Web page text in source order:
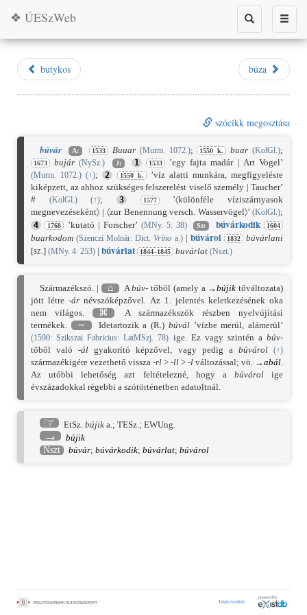
Toggle
Toggle
search
❖ ÚESzWeb
butykos búza
szócikk megosztása
búvár A: 1533 Buuar (Murm. 1072.); 1550 k. buar (KolGl.);
1673 bujár (NySz.) J: 1 1533 ’egy fajta madár | Art Vogel’
(Murm. 1072.) (↑); 2 1550 k. ’víz alatti munkára, megfigyelésre
kiképzett, az ahhoz szükséges felszerelést viselő személy | Taucher’
# (KolGl.) (↑); 3 1577 ’〈különféle víziszárnyasok
megnevezéseként〉 | 〈zur Benennung versch. Wasservögel〉’ (KolGl.);
4 1768 ’kutató | Forscher’ (MNy. 5: 38) Sz: búvárkodik 1604
buarkodom (Szenczi Molnár: Dict. Vríno a.)| búvárol 1832
búvárlani
[sz.] (MNy. 4: 253) | búvárlat 1844–1845 buvárlat (Nszt.)
Származékszó. | ⌂ Abúv- tőből (amely a →bújik tőváltozata)
jött létre-ár névszóképzővel. Az 1. jelentés keletkezésének oka
nem világos.
⌘
A származékszók részben nyelvújítási
termékek.
∼ Idetartozik a (R.) búvál’vízbe merül, alámerül’
(1590: Szikszai Fabricius: LatMSzj. 78) ige. Ez vagy szintén abúv-
tőből való-ál gyakorító képzővel, vagy pedig a búvárol (↑)
származékigére vezethető vissza -rl > -ll > -l változással; vö. →abál.
Az utóbbi lehetőség azt feltételezné, hogy a búvárolige
évszázadokkal régebbi a szótörténetben adatoltnál.
☞ EtSz. bújik a.;TESz.;EWUng.
→
bújik
Nszt
búvár;búvárkodik;búvárlat;búvárol